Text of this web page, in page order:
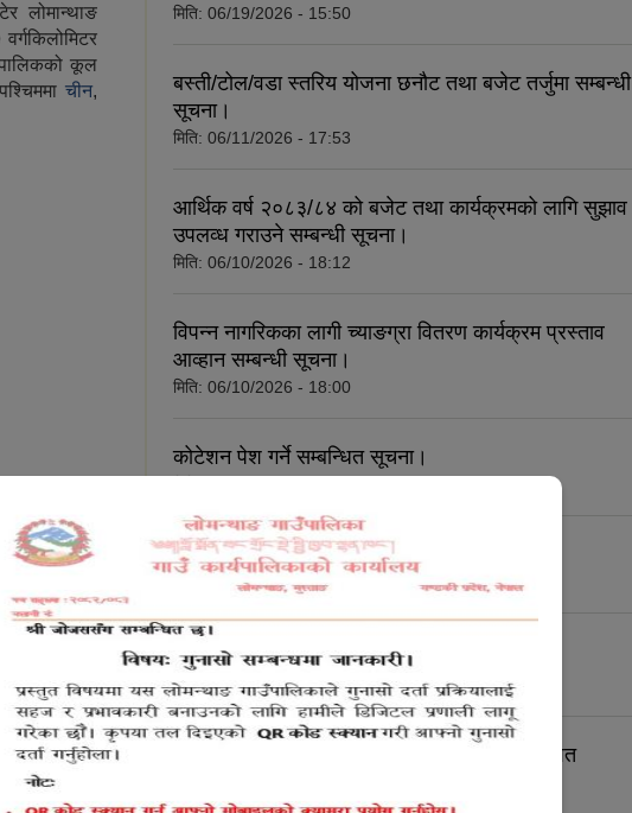
लोमान्थाङ
कूल
चीन,
मिति: 06/19/2026 - 15:50
बस्ती/टोल/वडा स्तरिय योजना छनौट तथा बजेट तर्जुमा सम्बन्धी
सूचना।
मिति: 06/11/2026 - 17:53
आर्थिक वर्ष २०८३/८४ को बजेट तथा कार्यक्रमको लागि सुझाव
उपलव्ध गराउने सम्बन्धी सूचना।
मिति: 06/10/2026 - 18:12
विपन्न नागरिकका लागी च्याङग्रा वितरण कार्यक्रम प्रस्ताव
आव्हान सम्बन्धी सूचना।
मिति: 06/10/2026 - 18:00
कोटेशन पेश गर्ने सम्बन्धित सूचना।
करार सेवामा पदपुर्ति गर्ने सम्बन्धी सूचना।
06/10/2026 - 17:36
सेवा करारमा लिने सम्बन्धी सूचना।
मिति:07/31/2026 - 16:46
शिक्षक दरखास्त आह्वान सम्बन्धी दोस्रो पटक प्रकाशित